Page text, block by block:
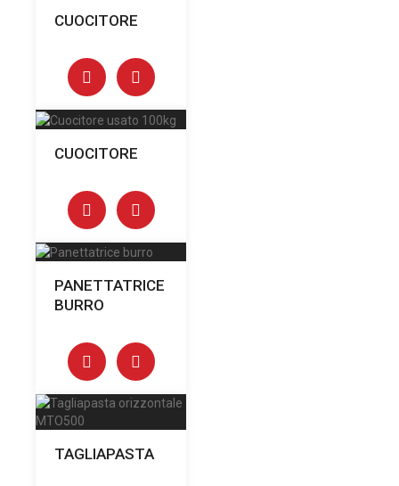
CUOCITORE
CUOCITORE
PANETTATRICE
BURRO
TAGLIAPASTA